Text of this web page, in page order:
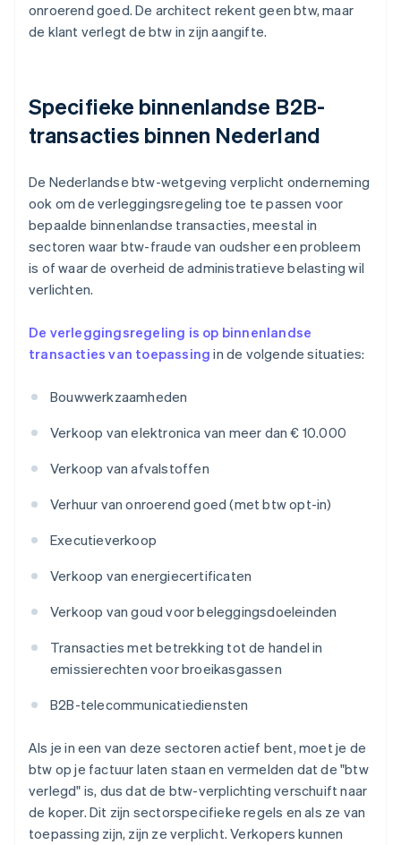
onroerend goed. De architect rekent geen btw, maar
de klant verlegt de btw in zijn aangifte.
Specifieke binnenlandse B2B-
transacties binnen Nederland
De Nederlandse btw-wetgeving verplicht onderneming
ook om de verleggingsregeling toe te passen voor
bepaalde binnenlandse transacties, meestal in
sectoren waar btw-fraude van oudsher een probleem
is of waar de overheid de administratieve belasting wil
verlichten.
De verleggingsregeling is op binnenlandse
transacties van toepassing in de volgende situaties:
Bouwwerkzaamheden
Verkoop van elektronica van meer dan € 10.000
Verkoop van afvalstoffen
Verhuur van onroerend goed (met btw opt-in)
Executieverkoop
Verkoop van energiecertificaten
Verkoop van goud voor beleggingsdoeleinden
Transacties met betrekking tot de handel in
emissierechten voor broeikasgassen
B2B-telecommunicatiediensten
Als je in een van deze sectoren actief bent, moet je de
btw op je factuur laten staan en vermelden dat de "btw
verlegd" is, dus dat de btw-verplichting verschuift naar
de koper. Dit zijn sectorspecifieke regels en als ze van
toepassing zijn, zijn ze verplicht. Verkopers kunnen